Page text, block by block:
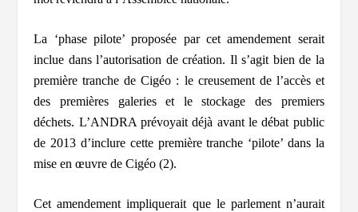
La ‘phase pilote’ proposée par cet amendement serait
inclue dans l’autorisation de création. Il s’agit bien de la
première tranche de Cigéo : le creusement de l’accès et
des premières galeries et le stockage des premiers
déchets. L’ANDRA prévoyait déjà avant le débat public
de 2013 d’inclure cette première tranche ‘pilote’ dans la
mise en œuvre de Cigéo (2).
Cet amendement impliquerait que le parlement n’aurait